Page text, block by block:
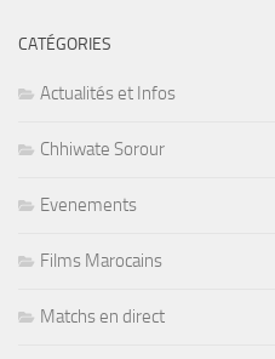
CATÉGORIES
Actualités et Infos
Chhiwate Sorour
Evenements
Films Marocains
Matchs en direct